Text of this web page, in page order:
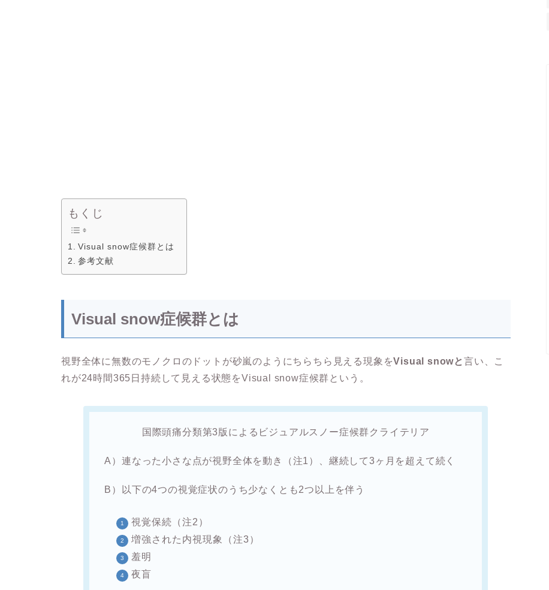
もくじ
Visual snow症候群とは
参考文献
Visual snow症候群とは
視野全体に無数のモノクロのドットが砂嵐のようにちらちら見える現象をVisual snowと言い、こ
れが24時間365日持続して見える状態をVisual snow症候群という。
国際頭痛分類第3版によるビジュアルスノー症候群クライテリア
A）連なった小さな点が視野全体を動き（注1）、継続して3ヶ月を超えて続く
B）以下の4つの視覚症状のうち少なくとも2つ以上を伴う
視覚保続（注2）
増強された内視現象（注3）
羞明
夜盲